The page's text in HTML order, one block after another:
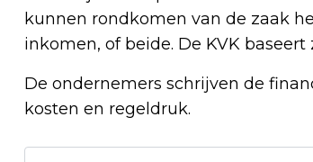
kunnen rondkomen van de zaak
inkomen, of beide. De KVK
De ondernemers schrijven de
kosten en regeldruk.